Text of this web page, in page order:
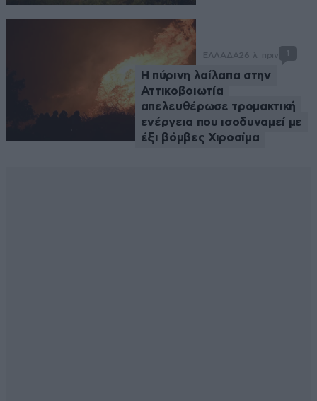
ΕΛΛΑΔΑ26 λ. πριν 1
Η πύρινη λαίλαπα στην
Αττικοβοιωτία
απελευθέρωσε τρομακτική
ενέργεια που ισοδυναμεί με
έξι βόμβες Χιροσίμα